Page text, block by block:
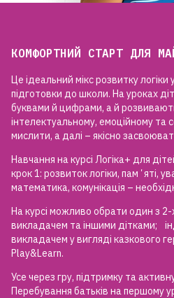
КОМФОРТНИЙ СТАРТ ДЛЯ
Це ідеальний мікс розвитку
підготовки до школи. На уроках
буквами й цифрами, а й
інтелектуальному, емоційному та
мислити, а далі – якісно
Навчання на курсі Логіка+ для
крок 1: розвиток логіки, памʼяті,
математика, комунікація –
На курсі можливо обрати один з
викладачем та іншими дітками;
викладачем у вигляді казкового
Play&Learn.
Усе через гру, підтримку та
Перебування батьків на першому